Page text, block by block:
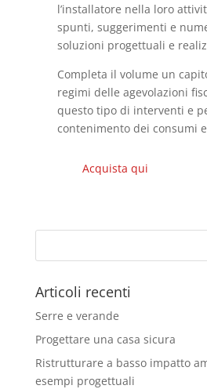
l’installatore nella loro
spunti, suggerimenti e
soluzioni progettuali e
Completa il volume un
regimi delle agevolazioni
questo tipo di interventi e
contenimento dei consumi
Acquista qui
Articoli recenti
Serre e verande
Progettare una casa sicura
Ristrutturare a basso impatto
esempi progettuali